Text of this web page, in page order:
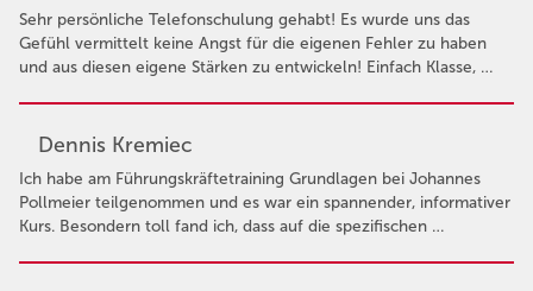
Sehr persönliche Telefonschulung gehabt! Es wurde uns das
Gefühl vermittelt keine Angst für die eigenen Fehler zu haben
und aus diesen eigene Stärken zu entwickeln! Einfach Klasse, …
Dennis Kremiec
Ich habe am Führungskräftetraining Grundlagen bei Johannes
Pollmeier teilgenommen und es war ein spannender, informativer
Kurs. Besondern toll fand ich, dass auf die spezifischen …